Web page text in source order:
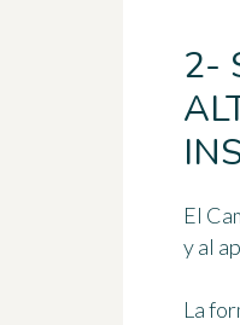
2-
El
y al
La